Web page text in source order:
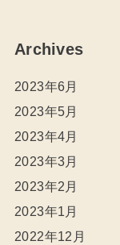
Archives
2023年6月
2023年5月
2023年4月
2023年3月
2023年2月
2023年1月
2022年12月